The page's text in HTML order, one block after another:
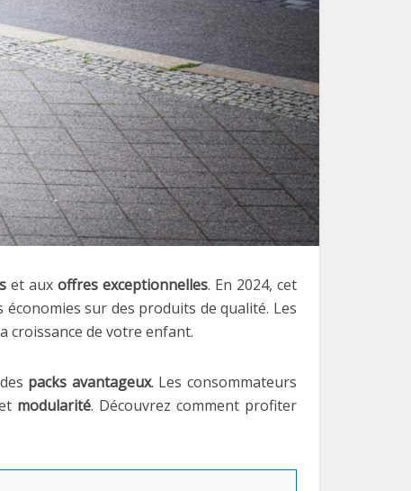
et aux offres exceptionnelles. En 2024, cet
sur des produits de qualité. Les
croissance de votre enfant.
packs avantageux. Les consommateurs
modularité. Découvrez comment profiter